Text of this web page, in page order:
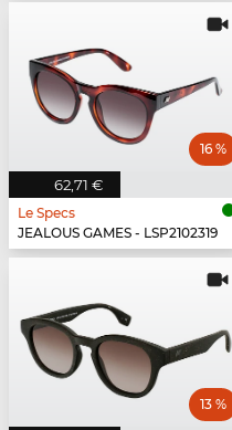
62,71 €
16 %
Le Specs
JEALOUS GAMES - LSP2102319
13 %